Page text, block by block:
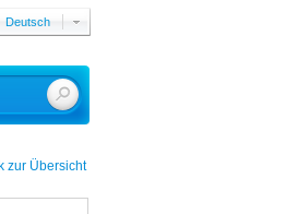
Deutsch
zur Übersicht